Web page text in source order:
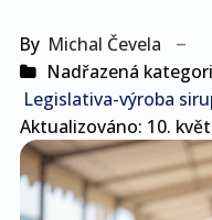
By Michal Čevela
Nadřazená
Legislativa-výroba
Aktualizováno: 10.